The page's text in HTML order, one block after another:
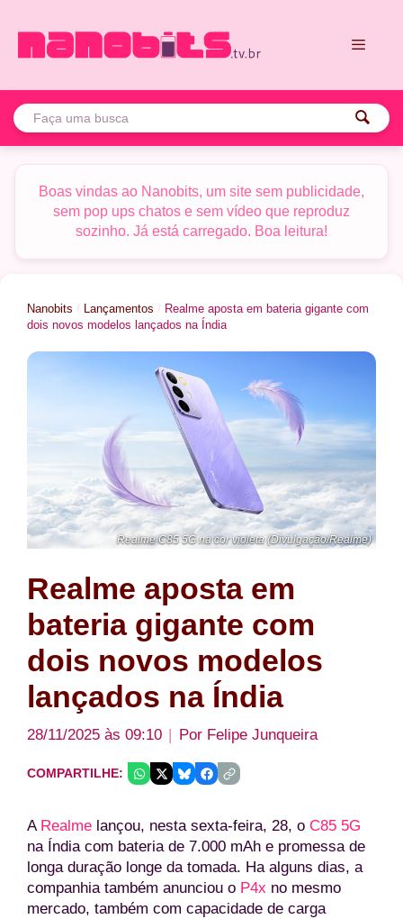
para
Boas vindas ao Nanobits, um site sem publicidade,
sem pop ups chatos e sem vídeo que reproduz
sozinho. Já está carregado. Boa leitura!
Nanobits / Lançamentos / Realme aposta em bateria gigante com
dois novos modelos lançados na Índia
Realme C85 5G na cor violeta (Divulgação/Realme)
Realme aposta em
bateria gigante com
dois novos modelos
lançados na Índia
28/11/2025 às 09:10 Por Felipe Junqueira
COMPARTILHE:
A Realme lançou, nesta sexta-feira, 28, o C85 5G
na Índia com bateria de 7.000 mAh e promessa de
longa duração longe da tomada. Ha alguns dias, a
companhia também anunciou o P4x no mesmo
mercado, também com capacidade de carga